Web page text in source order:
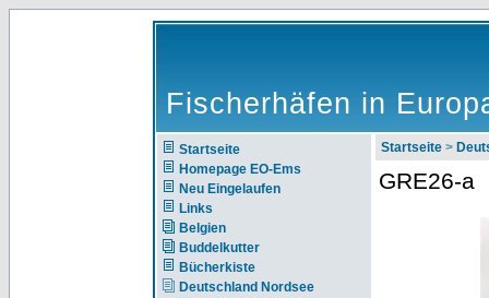
Fischerhäfen in
Startseite
Homepage EO-Ems
Neu Eingelaufen
Links
Belgien
Buddelkutter
Bücherkiste
Deutschland Nordsee
Startseite >
GRE26-a